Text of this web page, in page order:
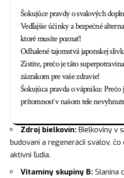
Šokujúce pravdy o svalových
Vedľajšie účinky a bezpečné
ktoré musíte poznať!
Odhalené tajomstvá japonskej
Zistite, prečo je táto superpotravina
zázrakom pre vaše zdravie!
Šokujúca pravda o vápniku: Prečo
prítomnosť v našom tele
Zdroj bielkovín: Bielkoviny v
budovaní a regenerácii svalov,
aktívni ľudia.
Vitamíny skupiny B: Slanina